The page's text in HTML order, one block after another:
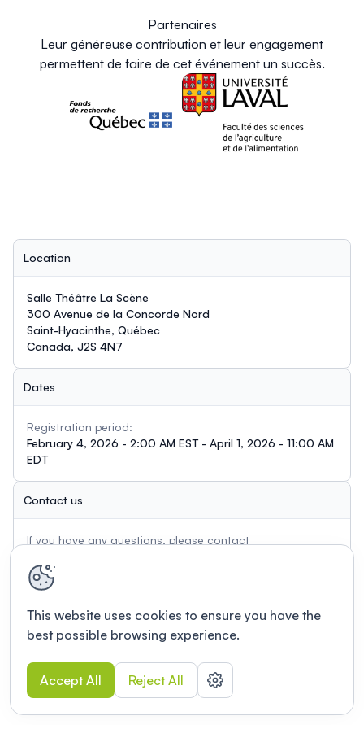
Partenaires
Leur généreuse contribution et leur engagement
permettent de faire de cet événement un succès.
Location
Salle Théâtre La Scène
300 Avenue de la Concorde Nord
Saint-Hyacinthe, Québec
Canada, J2S 4N7
Dates
Registration period:
February 4, 2026 - 2:00 AM EST - April 1, 2026 - 11:00 AM
EDT
Contact us
If you have any questions, please contact
This website uses cookies to ensure you have the
best possible browsing experience.
Accept All Reject All